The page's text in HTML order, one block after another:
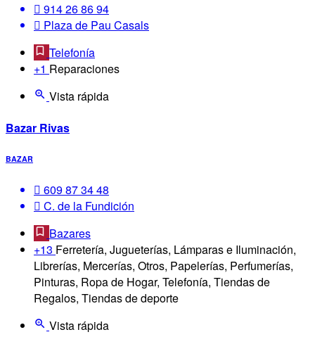
914 26 86 94
Plaza de Pau Casals
Telefonía
+1 Reparaciones
Vista rápida
Bazar Rivas
BAZAR
609 87 34 48
C. de la Fundición
Bazares
+13 Ferretería, Jugueterías, Lámparas e Iluminación,
Librerías, Mercerías, Otros, Papelerías, Perfumerías,
Pinturas, Ropa de Hogar, Telefonía, Tiendas de
Regalos, Tiendas de deporte
Vista rápida